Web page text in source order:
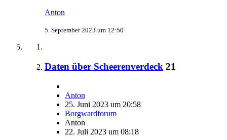
Anton
5. September 2023 um 12:50
Daten über Scheerenverdeck 21
Anton
25. Juni 2023 um 20:58
Borgwardforum
Anton
22. Juli 2023 um 08:18